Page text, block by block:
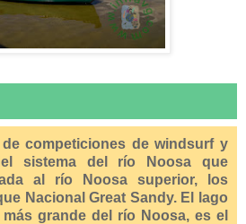
competiciones de windsurf y
sistema del río Noosa que
al río Noosa superior, los
Nacional Great Sandy. El lago
grande del río Noosa, es el